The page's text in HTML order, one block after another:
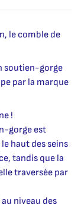
le comble de
soutien-gorge
par la marque
!
gorge est
haut des seins
tandis que la
traversée par
niveau des